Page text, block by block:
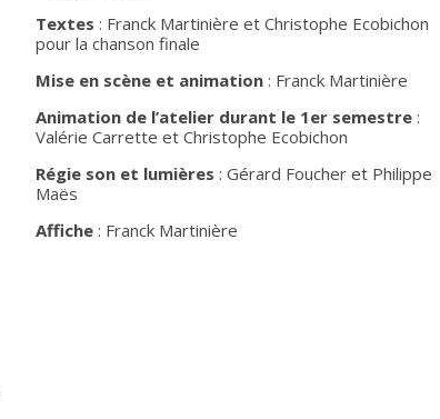
Textes : Franck Martinière et Christophe Ecobichon
pour la chanson finale
Mise en scène et animation : Franck Martinière
Animation de l’atelier durant le 1er semestre :
Valérie Carrette et Christophe Ecobichon
Régie son et lumières : Gérard Foucher et Philippe
Maës
Affiche : Franck Martinière